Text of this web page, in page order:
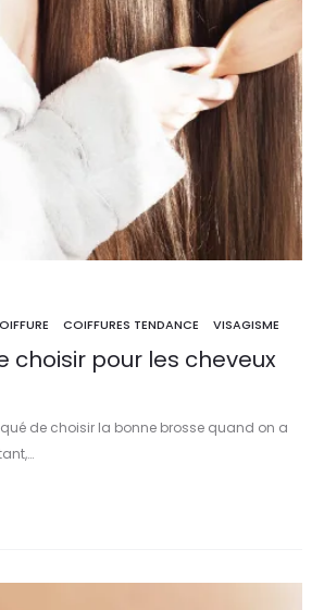
COIFFURES TENDANCE VISAGISME
choisir pour les cheveux
de choisir la bonne brosse quand on a